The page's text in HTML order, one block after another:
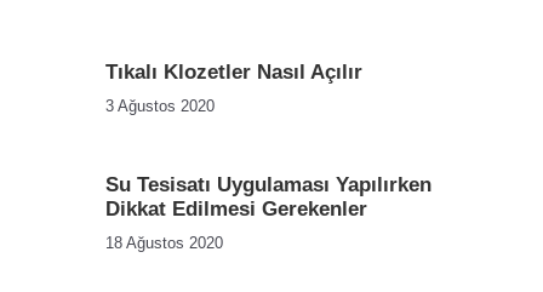
Tıkalı Klozetler Nasıl Açılır
3 Ağustos 2020
Su Tesisatı Uygulaması Yapılırken
Dikkat Edilmesi Gerekenler
18 Ağustos 2020